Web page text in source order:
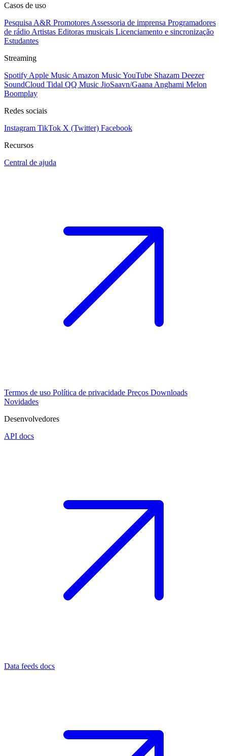
Casos de uso
Pesquisa A&R Promotores Assessoria de imprensa Programadores
de rádio Artistas Editoras musicais Licenciamento e sincronização
Estudantes
Streaming
Spotify Apple Music Amazon MusicYouTube Shazam Deezer
SoundCloud Tidal QQ Music JioSaavn/Gaana Anghami Melon
Boomplay
Redes sociais
Instagram TikTok X (Twitter) Facebook
Recursos
Central de ajuda
Termos de uso Política de privacidade Preços Downloads
Novidades
Desenvolvedores
API docs
Data feeds docs